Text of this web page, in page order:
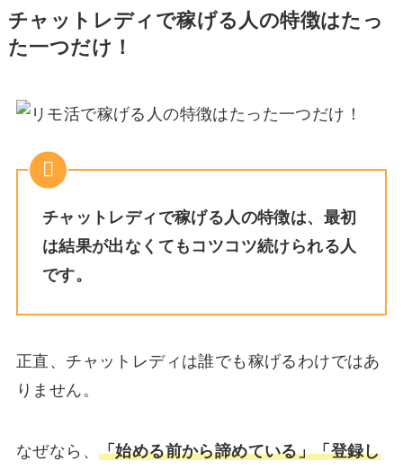
チャットレディで稼げる人の特徴はたっ
た一つだけ！
チャットレディで稼げる人の特徴は、最初
は結果が出なくてもコツコツ続けられる人
です。
正直、チャットレディは誰でも稼げるわけではあ
りません。
なぜなら、 「始める前から諦めている」「登録し